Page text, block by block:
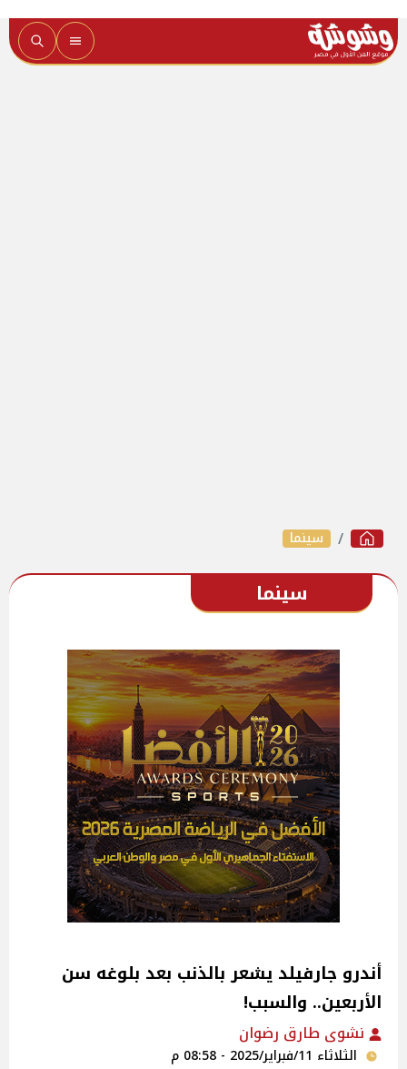
سينما
سينما
أندرو جارفيلد يشعر بالذنب بعد بلوغه سن
الأربعين.. والسبب!
نشوى طارق رضوان
الثلاثاء 11/فبراير/2025 - 08:58 م